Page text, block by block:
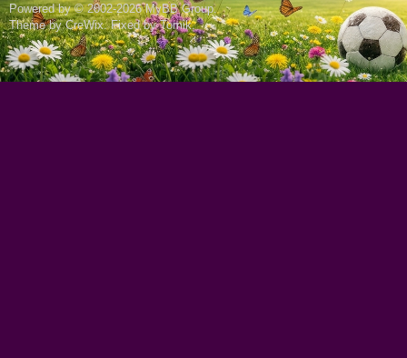
Powered by © 2002-2026MyBB Group.
Theme byCreWix. Fixed byTomik.